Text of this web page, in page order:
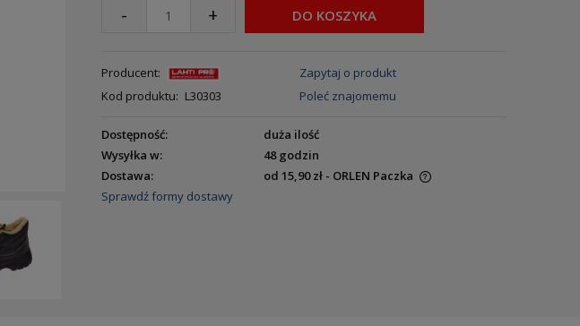
- + DO KOSZYKA
Producent:
Kod produktu: L30303
Zapytaj o produkt
Poleć znajomemu
Dostępność:
duża ilość
Wysyłka w:
48 godzin
Dostawa:
od 15,90 zł - ORLEN Paczka
Sprawdź formy dostawy